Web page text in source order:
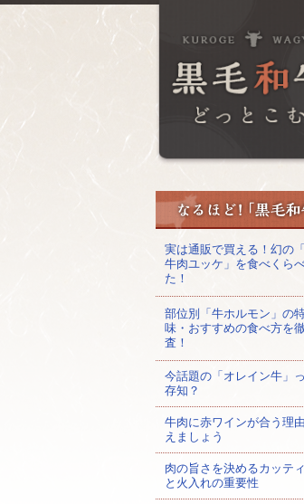
実は通販で買える！幻の
牛肉ユッケ」を食べくら
た！
部位別「牛ホルモン」の
味・おすすめの食べ方を
査！
今話題の「オレイン牛」
存知？
牛肉に赤ワインが合う理
えましょう
肉の旨さを決めるカッテ
と火入れの重要性